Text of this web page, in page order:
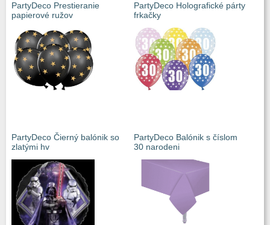
PartyDeco Prestieranie
papierové ružov
PartyDeco Holografické párty
frkačky
PartyDeco Čierný balónik so
zlatými hv
PartyDeco Balónik s číslom
30 narodeni